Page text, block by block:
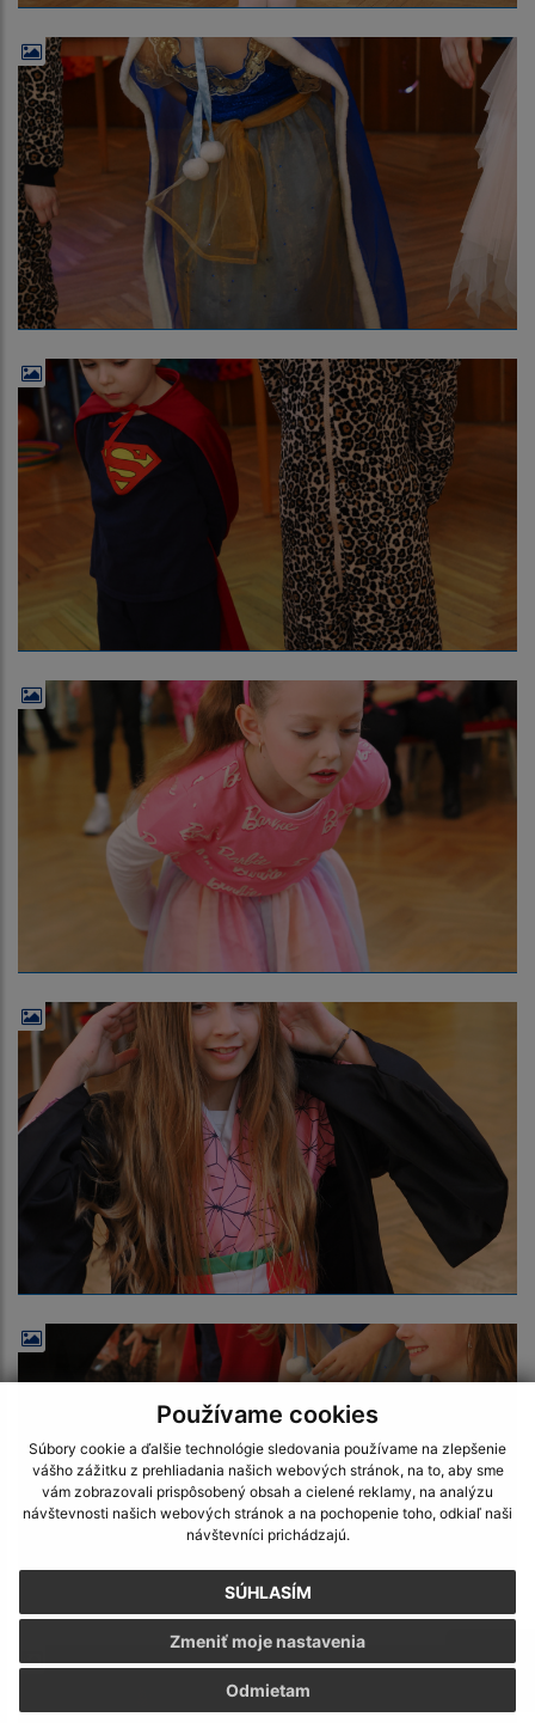
Používame cookies
Súbory cookie a ďalšie technológie sledovania používame na zlepšenie
vášho zážitku z prehliadania našich webových stránok, na to, aby sme
vám zobrazovali prispôsobený obsah a cielené reklamy, na analýzu
návštevnosti našich webových stránok a na pochopenie toho, odkiaľ naši
návštevníci prichádzajú.
SÚHLASÍM
Odmietam
Zmeniť moje nastavenia